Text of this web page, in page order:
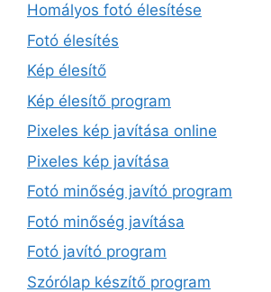
Homályos fotó élesítése
Fotó élesítés
Kép élesítő
Kép élesítő program
Pixeles kép javítása online
Pixeles kép javítása
Fotó minőség javító program
Fotó minőség javítása
Fotó javító program
Szórólap készítő program